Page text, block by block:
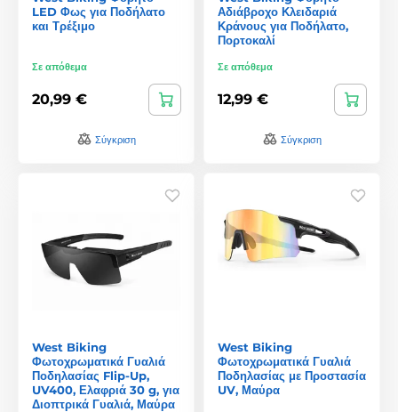
LED Φως για Ποδήλατο
και Τρέξιμο
Σε απόθεμα
20,99 €
Σύγκριση
Αδιάβροχο Κλειδαριά
Κράνους για Ποδήλατο,
Πορτοκαλί
Σε απόθεμα
12,99 €
Σύγκριση
West Biking
Φωτοχρωματικά Γυαλιά
Ποδηλασίας Flip-Up,
UV400, Ελαφριά 30 g, για
Διοπτρικά Γυαλιά, Μαύρα
West Biking
Φωτοχρωματικά Γυαλιά
Ποδηλασίας με Προστασία
UV, Μαύρα